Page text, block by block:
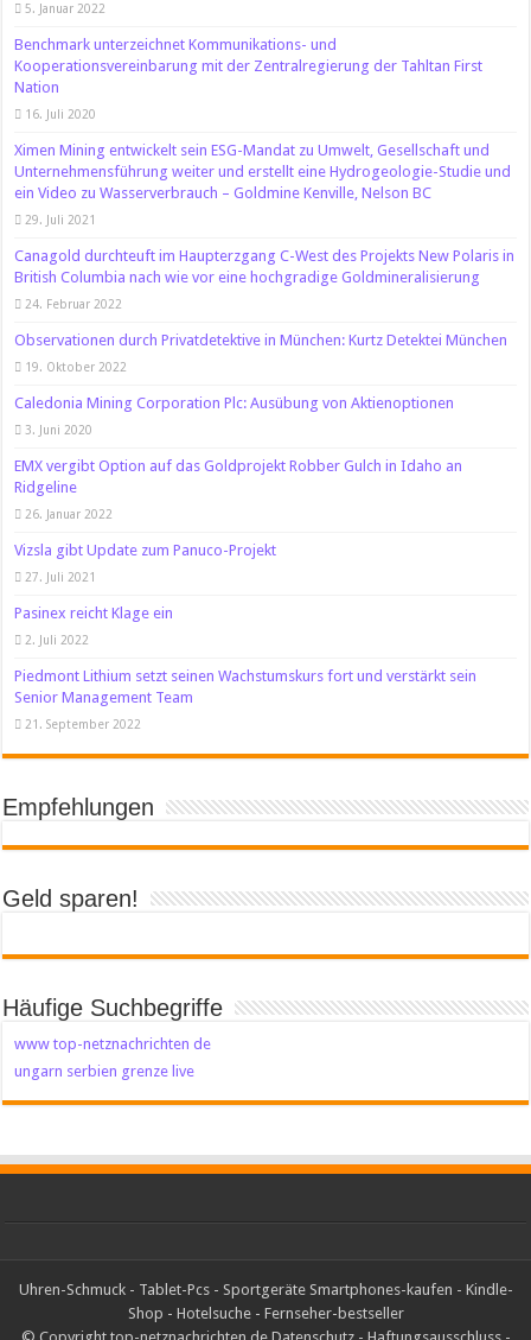
5. Januar 2022
Benchmark unterzeichnet Kommunikations- und
Kooperationsvereinbarung mit der Zentralregierung der Tahltan First
Nation
16. Juli 2020
Ximen Mining entwickelt sein ESG-Mandat zu Umwelt, Gesellschaft und
Unternehmensführung weiter und erstellt eine Hydrogeologie-Studie und
ein Video zu Wasserverbrauch – Goldmine Kenville, Nelson BC
29. Juli 2021
Canagold durchteuft im Haupterzgang C-West des Projekts New Polaris in
British Columbia nach wie vor eine hochgradige Goldmineralisierung
24. Februar 2022
Observationen durch Privatdetektive in München: Kurtz Detektei München
19. Oktober 2022
Caledonia Mining Corporation Plc: Ausübung von Aktienoptionen
3. Juni 2020
EMX vergibt Option auf das Goldprojekt Robber Gulch in Idaho an
Ridgeline
26. Januar 2022
Vizsla gibt Update zum Panuco-Projekt
27. Juli 2021
Pasinex reicht Klage ein
2. Juli 2022
Piedmont Lithium setzt seinen Wachstumskurs fort und verstärkt sein
Senior Management Team
21. September 2022
Empfehlungen
Geld sparen!
Häufige Suchbegriffe
www top-netznachrichten de
ungarn serbien grenze live
Uhren-Schmuck- Tablet-Pcs- Sportgeräte Smartphones-kaufen - Kindle-
Shop - Hotelsuche- Fernseher-bestseller